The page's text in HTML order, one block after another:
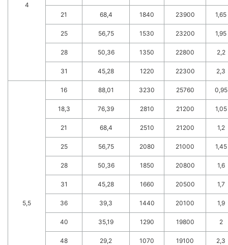
4
21 68,4 1840 23900 1,65
25 56,75 1530 23200 1,95
28 50,36 1350 22800 2,2
31 45,28 1220 22300 2,3
5,5
16 88,01 3230 25760 0,95
18,3 76,39 2810 21200 1,05
21 68,4 2510 21200 1,2
25 56,75 2080 21000 1,45
28 50,36 1850 20800 1,6
31 45,28 1660 20500 1,7
36 39,3 1440 20100 1,9
40 35,19 1290 19800 2
48 29,2 1070 19100 2,3